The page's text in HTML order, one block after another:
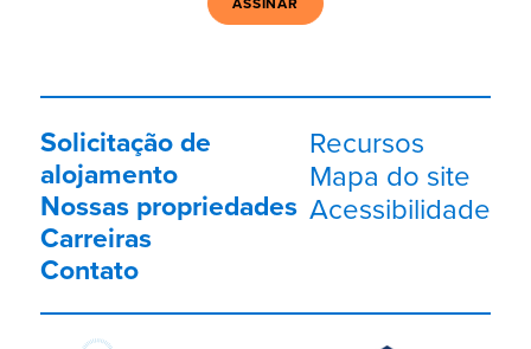
Solicitação de
alojamento
Nossas propriedades
Carreiras
Contato
Recursos
Mapa do site
Acessibilidade